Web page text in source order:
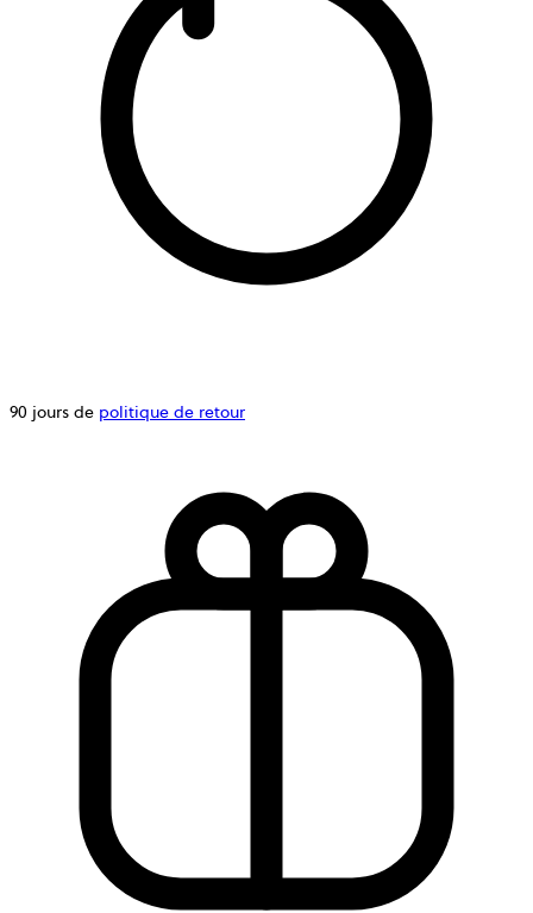
90 jours de politique de retour